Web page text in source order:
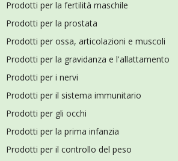
Prodotti per la fertilità maschile
Prodotti per la prostata
Prodotti per ossa, articolazioni e muscoli
Prodotti per la gravidanza e l'allattamento
Prodotti per i nervi
Prodotti per il sistema immunitario
Prodotti per gli occhi
Prodotti per la prima infanzia
Prodotti per il controllo del peso